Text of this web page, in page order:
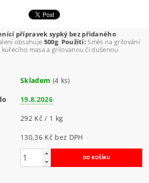
přípravek sypký bez přidaného
obsahuje 500g. Použití: Směs na grilování
masa a grilovanou či dušenou
Skladem (4 ks)
19.8.2026
292 Kč / 1 kg
130,36 Kč bez DPH